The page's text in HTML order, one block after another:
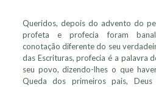
Queridos, depois do advento do
profeta e profecia foram
conotação diferente do seu
das Escrituras, profecia é a palavra
seu povo, dizendo-lhes o que
Queda dos primeiros pais,